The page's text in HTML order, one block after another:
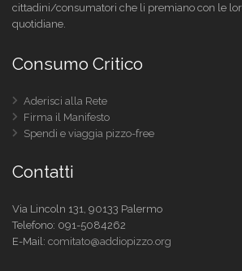
cittadini/consumatori che li premiano con le
quotidiane.
Consumo Critico
Aderisci alla Rete
Firma il Manifesto
Spendi e viaggia pizzo-free
Contatti
Via Lincoln 131, 90133 Palermo
Telefono: 091-5084262
E-Mail: comitato@addiopizzo.org